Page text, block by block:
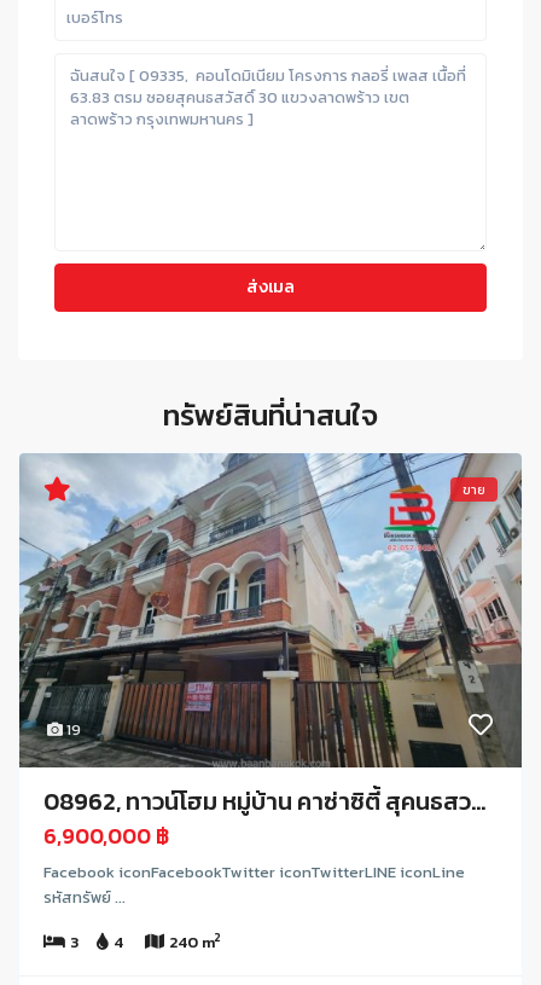
ทรัพย์สินที่น่าสนใจ
19
ขาย
08962, ทาวน์โฮม หมู่บ้าน คาซ่าซิตี้ สุคนธสว...
6,900,000 ฿
Facebook iconFacebookTwitter iconTwitterLINE iconLine
รหัสทรัพย์ ...
3
4 240 m2